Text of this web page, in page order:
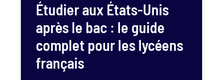
Étudier aux États-Unis
après le bac : le guide
complet pour les lycéens
français